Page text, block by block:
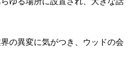
の異変に気がつき、ウッドの会